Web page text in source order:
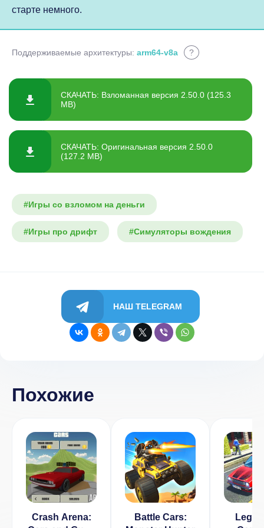
старте немного.
Поддерживаемые архитектуры: arm64-v8a ?
СКАЧАТЬ: Взломанная версия 2.50.0 (125.3
MB)
СКАЧАТЬ: Оригинальная версия 2.50.0
(127.2 MB)
#Игры со взломом на деньги
#Игры про дрифт #Симуляторы вождения
НАШ TELEGRAM
Похожие
Crash Arena:
Battle Cars: